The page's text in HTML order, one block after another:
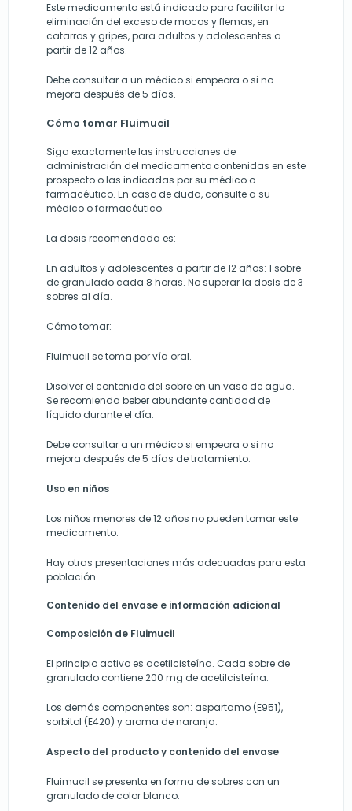
Este medicamento está indicado para facilitar la
eliminación del exceso de mocos y flemas, en
catarros y gripes, para adultos y adolescentes a
partir de 12 años.
Debe consultar a un médico si empeora o si no
mejora después de 5 días.
Cómo tomar Fluimucil
Siga exactamente las instrucciones de
administración del medicamento contenidas en este
prospecto o las indicadas por su médico o
farmacéutico. En caso de duda, consulte a su
médico o farmacéutico.
La dosis recomendada es:
En adultos y adolescentes a partir de 12 años: 1 sobre
de granulado cada 8 horas. No superar la dosis de 3
sobres al día.
Cómo tomar:
Fluimucil se toma por vía oral.
Disolver el contenido del sobre en un vaso de agua.
Se recomienda beber abundante cantidad de
líquido durante el día.
Debe consultar a un médico si empeora o si no
mejora después de 5 días de tratamiento.
Uso en niños
Los niños menores de 12 años no pueden tomar este
medicamento.
Hay otras presentaciones más adecuadas para esta
población.
Contenido del envase e información adicional
Composición de Fluimucil
El principio activo es acetilcisteína. Cada sobre de
granulado contiene 200 mg de acetilcisteína.
Los demás componentes son: aspartamo (E951),
sorbitol (E420) y aroma de naranja.
Aspecto del producto y contenido del envase
Fluimucil se presenta en forma de sobres con un
granulado de color blanco.